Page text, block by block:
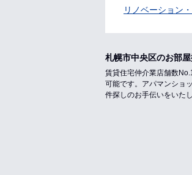
リノベーション
札幌市中央区のお部
賃貸住宅仲介業店舗数
可能です。アパマンショ
件探しのお手伝いをいたし